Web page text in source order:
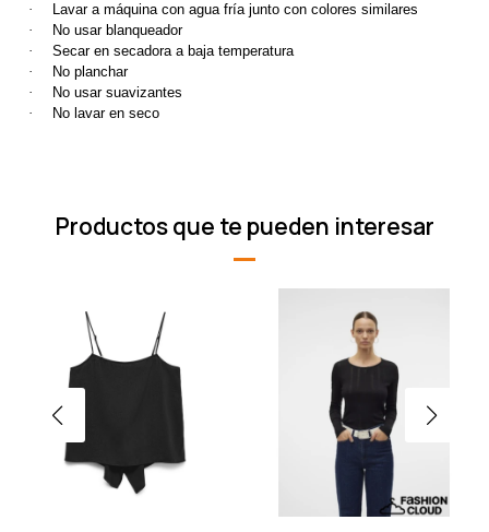
·
Lavar a máquina con agua fría junto con colores similares
·
No usar blanqueador
·
Secar en secadora a baja temperatura
·
No planchar
·
No usar suavizantes
·
No lavar en seco
Productos que te pueden interesar